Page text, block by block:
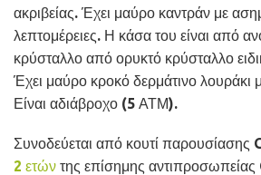
ακριβείας. Έχει μαύρο καντράν με
λεπτομέρειες. Η κάσα του είναι από
κρύσταλλο από ορυκτό κρύσταλλο
Έχει μαύρο κροκό δερμάτινο
Είναι αδιάβροχο (5 ΑΤΜ).
Συνοδεύεται από κουτί παρουσίασης
2 ετών της επίσημης αντιπροσωπείας